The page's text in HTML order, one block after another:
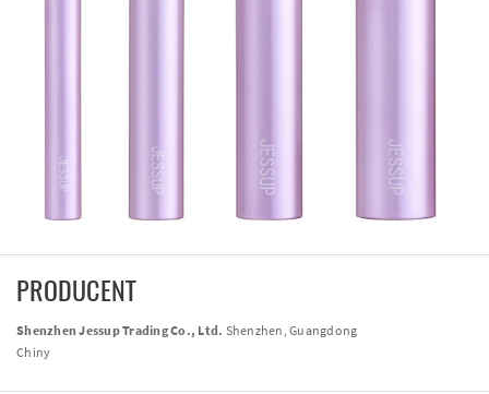
PRODUCENT
Shenzhen Jessup Trading Co., Ltd. Shenzhen, Guangdong
Chiny